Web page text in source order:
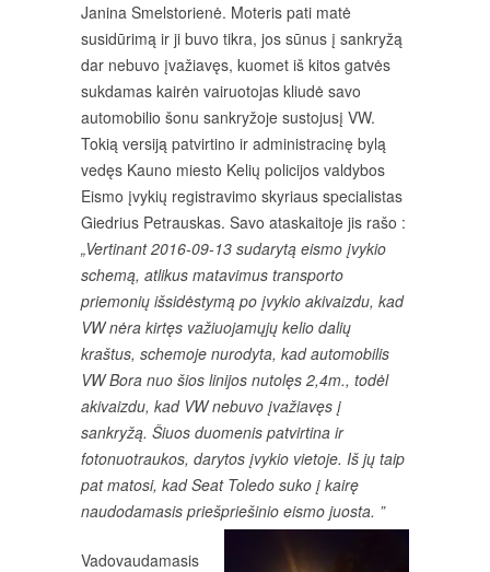
Janina Smelstorienė. Moteris pati matė
susidūrimą ir ji buvo tikra, jos sūnus į sankryžą
dar nebuvo įvažiavęs, kuomet iš kitos gatvės
sukdamas kairėn vairuotojas kliudė savo
automobilio šonu sankryžoje sustojusį VW.
Tokią versiją patvirtino ir administracinę bylą
vedęs Kauno miesto Kelių policijos valdybos
Eismo įvykių registravimo skyriaus specialistas
Giedrius Petrauskas. Savo ataskaitoje jis rašo :
„Vertinant 2016-09-13 sudarytą eismo įvykio
schemą, atlikus matavimus transporto
priemonių išsidėstymą po įvykio akivaizdu, kad
VW nėra kirtęs važiuojamųjų kelio dalių
kraštus, schemoje nurodyta, kad automobilis
VW Bora nuo šios linijos nutolęs 2,4m., todėl
akivaizdu, kad VW nebuvo įvažiavęs į
sankryžą. Šiuos duomenis patvirtina ir
fotonuotraukos, darytos įvykio vietoje. Iš jų taip
pat matosi, kad Seat Toledo suko į kairę
naudodamasis priešpriešinio eismo juosta. ”
Vadovaudamasis